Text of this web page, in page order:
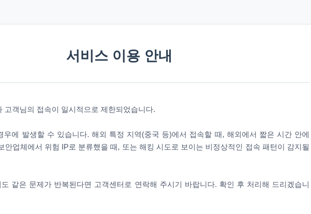
서비스 이용 안내
고객님의 접속이 일시적으로 제한되었습니다.
우에 발생할 수 있습니다. 해외 특정 지역(중국 등)에서 접속할 때, 해외에서 짧은 시간 안에
안업체에서 위험 IP로 분류했을 때, 또는 해킹 시도로 보이는 비정상적인 접속 패턴이 감지될
같은 문제가 반복된다면 고객센터로 연락해 주시기 바랍니다. 확인 후 처리해 드리겠습니